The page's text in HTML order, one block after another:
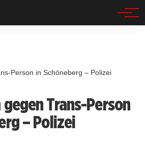
Person in Schöneberg – Polizei
Trans-Person
– Polizei